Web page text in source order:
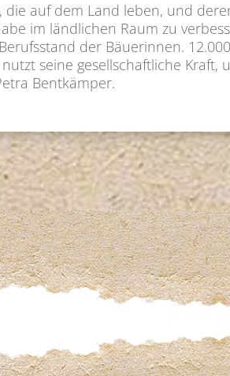
die auf dem Land leben, und
im ländlichen Raum zu
der Bäuerinnen. 12.000
seine gesellschaftliche Kraft,
Bentkämper.